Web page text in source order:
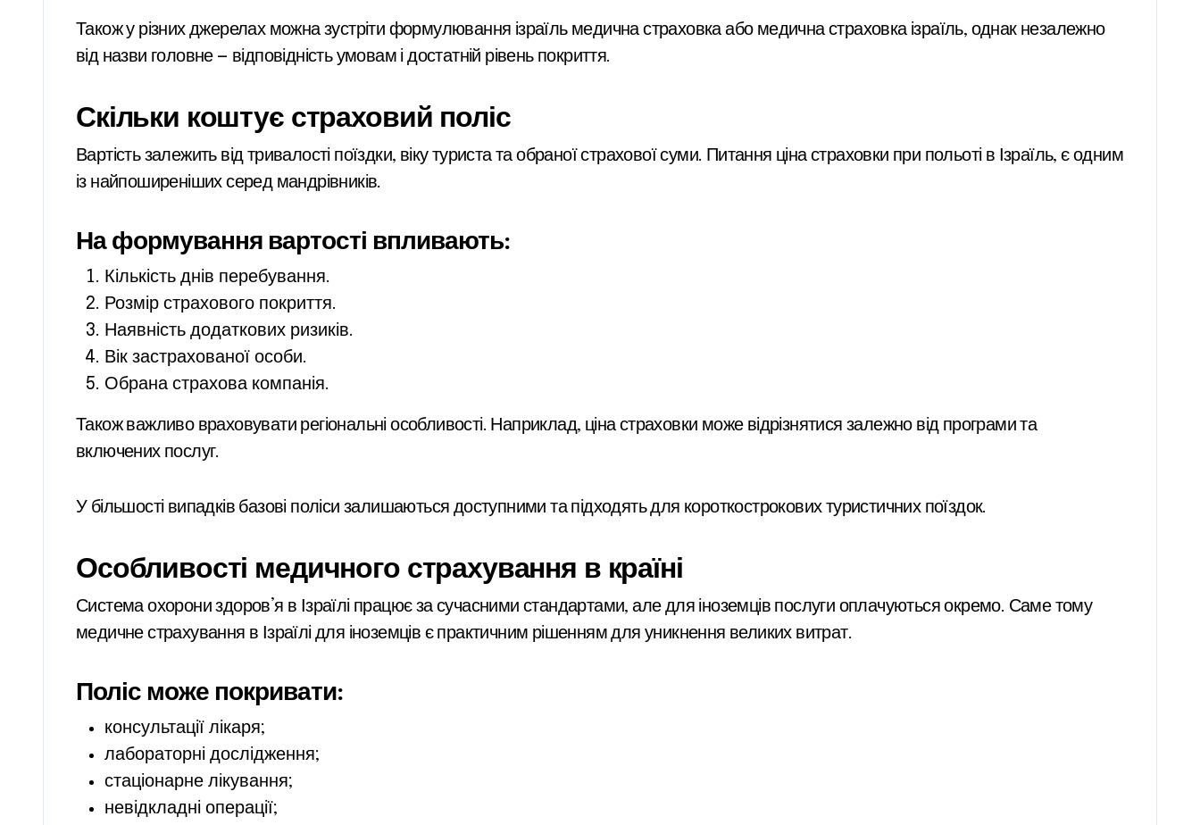
Також у різних джерелах можна зустріти формулювання ізраїль медична страховка або медична страховка ізраїль, однак незалежно
від назви головне — відповідність умовам і достатній рівень покриття.
Скільки коштує страховий поліс
Вартість залежить від тривалості поїздки, віку туриста та обраної страхової суми. Питання ціна страховки при польоті в Ізраїль, є одним
із найпоширеніших серед мандрівників.
На формування вартості впливають:
Кількість днів перебування.
Розмір страхового покриття.
Наявність додаткових ризиків.
Вік застрахованої особи.
Обрана страхова компанія.
Також важливо враховувати регіональні особливості. Наприклад, ціна страховки може відрізнятися залежно від програми та
включених послуг.
У більшості випадків базові поліси залишаються доступними та підходять для короткострокових туристичних поїздок.
Особливості медичного страхування в країні
Система охорони здоров’я в Ізраїлі працює за сучасними стандартами, але для іноземців послуги оплачуються окремо. Саме тому
медичне страхування в Ізраїлі для іноземців є практичним рішенням для уникнення великих витрат.
Поліс може покривати:
консультації лікаря;
лабораторні дослідження;
стаціонарне лікування;
невідкладні операції;